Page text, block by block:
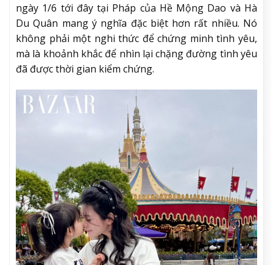
ngày 1/6 tới đây tại Pháp của Hề Mộng Dao và Hà
Du Quân mang ý nghĩa đặc biệt hơn rất nhiều. Nó
không phải một nghi thức để chứng minh tình yêu,
mà là khoảnh khắc để nhìn lại chặng đường tình yêu
đã được thời gian kiểm chứng.